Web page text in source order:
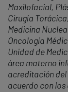
Maxilofacial,
Cirugía
Medicina
Oncología
Unidad de
área materno
acreditación
acuerdo con los